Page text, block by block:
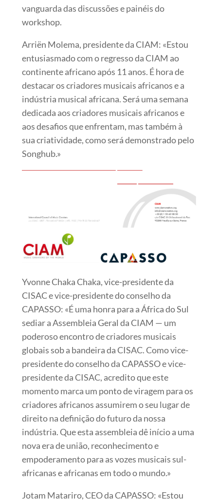
vanguarda das discussões e painéis do
workshop.
Arriën Molema, presidente da CIAM: «Estou
entusiasmado com o regresso da CIAM ao
continente africano após 11 anos. É hora de
destacar os criadores musicais africanos e a
indústria musical africana. Será uma semana
dedicada aos criadores musicais africanos e
aos desafios que enfrentam, mas também à
sua criatividade, como será demonstrado pelo
Songhub.»
Yvonne Chaka Chaka, vice-presidente da
CISAC e vice-presidente do conselho da
CAPASSO: «É uma honra para a África do Sul
sediar a Assembleia Geral da CIAM — um
poderoso encontro de criadores musicais
globais sob a bandeira da CISAC. Como vice-
presidente do conselho da CAPASSO e vice-
presidente da CISAC, acredito que este
momento marca um ponto de viragem para os
criadores africanos assumirem o seu lugar de
direito na definição do futuro da nossa
indústria. Que esta assembleia dê início a uma
nova era de união, reconhecimento e
empoderamento para as vozes musicais sul-
africanas e africanas em todo o mundo.»
Jotam Matariro, CEO da CAPASSO: «Estou